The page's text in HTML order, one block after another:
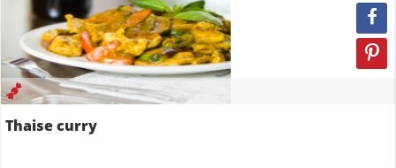
Thaise curry